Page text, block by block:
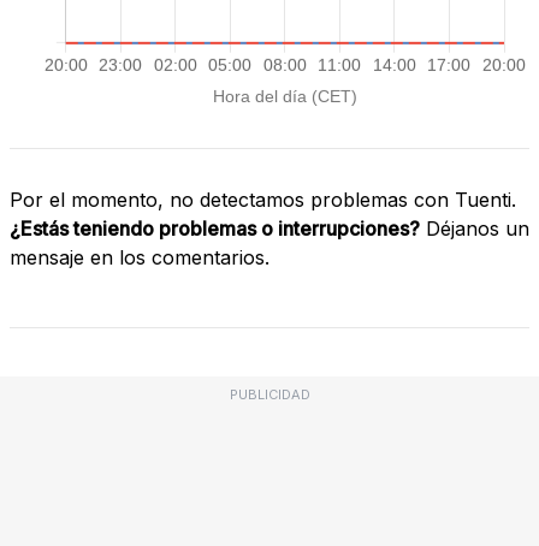
Por el momento, no detectamos problemas con Tuenti.
¿Estás teniendo problemas o interrupciones? Déjanos un
mensaje en los comentarios.
PUBLICIDAD